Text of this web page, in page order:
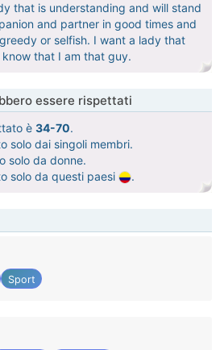
that is understanding and will stand
and partner in good times and
or selfish. I want a lady that
that I am that guy.
essere rispettati
è 34-70.
solo dai singoli membri.
solo da donne.
solo da questi paesi
.
Sport